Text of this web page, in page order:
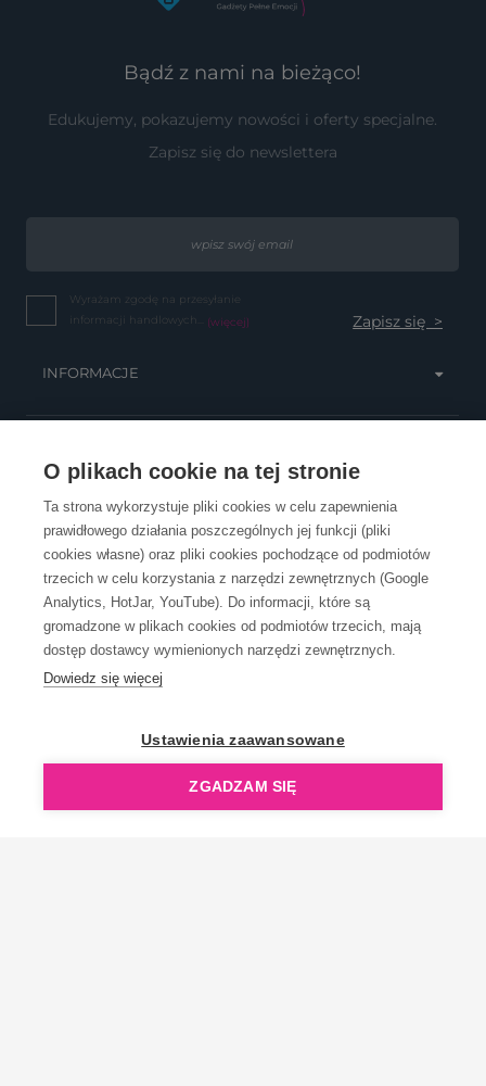
O plikach cookie na tej stronie
Ta strona wykorzystuje pliki cookies w celu zapewnienia
prawidłowego działania poszczególnych jej funkcji (pliki
cookies własne) oraz pliki cookies pochodzące od podmiotów
trzecich w celu korzystania z narzędzi zewnętrznych (Google
Analytics, HotJar, YouTube). Do informacji, które są
gromadzone w plikach cookies od podmiotów trzecich, mają
dostęp dostawcy wymienionych narzędzi zewnętrznych.
Dowiedz się więcej
Ustawienia zaawansowane
ZGADZAM SIĘ
Bądź z nami na bieżąco!
Edukujemy, pokazujemy nowości i oferty specjalne.
Zapisz się do newslettera
Wyrażam zgodę na przesyłanie
informacji handlowych... (więcej)
INFORMACJE
OBSŁUGA KLIENTA
KONTAKT
OpenGift jest częścią ReflectGroup.